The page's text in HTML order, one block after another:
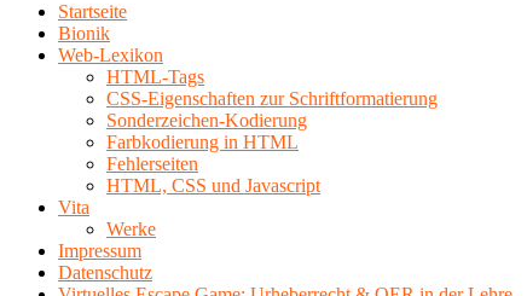
Startseite
Bionik
Web-Lexikon
HTML-Tags
CSS-Eigenschaften zur Schriftformatierung
Sonderzeichen-Kodierung
Farbkodierung in HTML
Fehlerseiten
HTML, CSS und Javascript
Vita
Werke
Impressum
Datenschutz